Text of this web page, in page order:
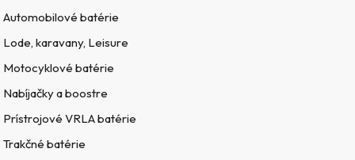
Automobilové batérie
Lode, karavany, Leisure
Motocyklové batérie
Nabíjačky a boostre
Prístrojové VRLA batérie
Trakčné batérie